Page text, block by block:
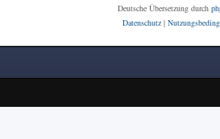
Deutsche Übersetzung durch
Datenschutz|